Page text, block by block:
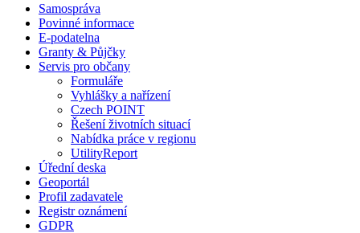
Samospráva
Povinné informace
E-podatelna
Granty & Půjčky
Servis pro občany
Formuláře
Vyhlášky a nařízení
Czech POINT
Řešení životních situací
Nabídka práce v regionu
UtilityReport
Úřední deska
Geoportál
Profil zadavatele
Registr oznámení
GDPR